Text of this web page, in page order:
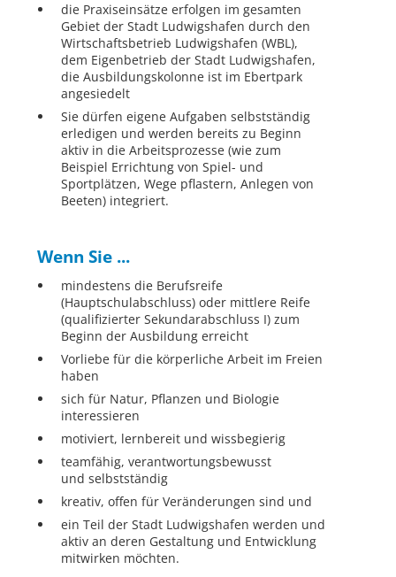
die Praxiseinsätze erfolgen im gesamten
Gebiet der Stadt Ludwigshafen durch den
Wirtschaftsbetrieb Ludwigshafen (WBL),
dem Eigenbetrieb der Stadt Ludwigshafen,
die Ausbildungskolonne ist im Ebertpark
angesiedelt
Sie dürfen eigene Aufgaben selbstständig
erledigen und werden bereits zu Beginn
aktiv in die Arbeitsprozesse (wie zum
Beispiel Errichtung von Spiel- und
Sportplätzen, Wege pflastern, Anlegen von
Beeten) integriert.
Wenn Sie ...
mindestens die Berufsreife
(Hauptschulabschluss) oder mittlere Reife
(qualifizierter Sekundarabschluss I) zum
Beginn der Ausbildung erreicht
Vorliebe für die körperliche Arbeit im Freien
haben
sich für Natur, Pflanzen und Biologie
interessieren
motiviert, lernbereit und wissbegierig
teamfähig, verantwortungsbewusst
und selbstständig
kreativ, offen für Veränderungen sind und
ein Teil der Stadt Ludwigshafen werden und
aktiv an deren Gestaltung und Entwicklung
mitwirken möchten.